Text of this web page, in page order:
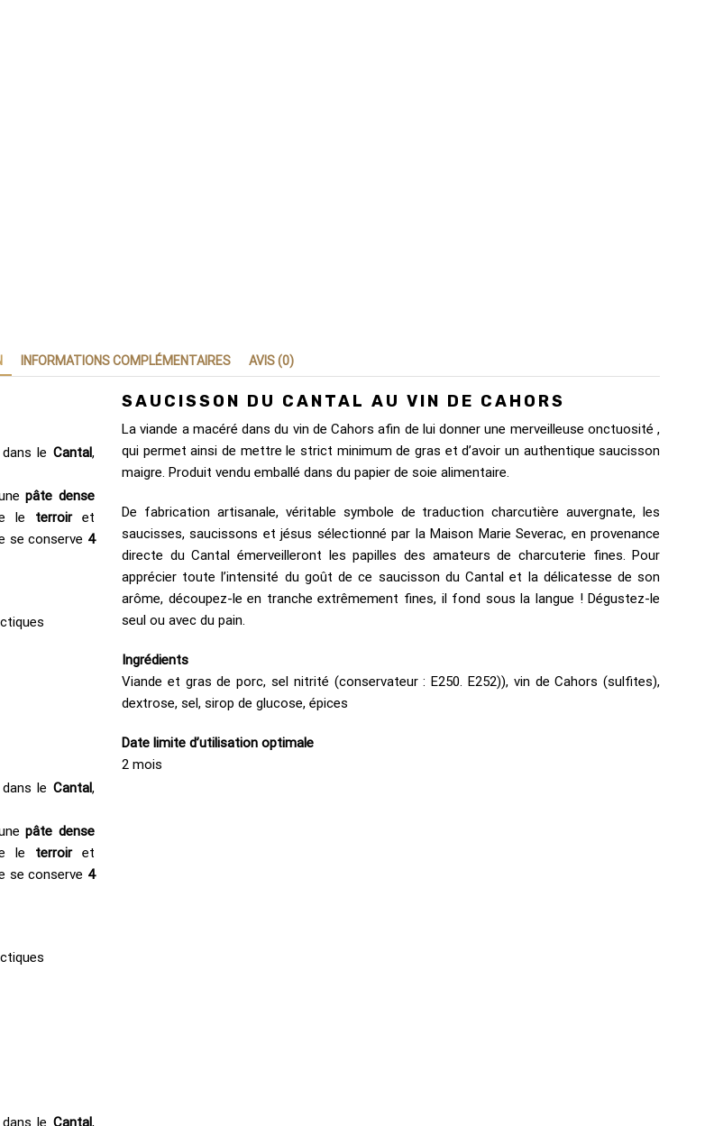
INFORMATIONS COMPLÉMENTAIRES AVIS (0)
dans leCantal,
pâte dense
le terroiret
se conserve 4
dans leCantal,
pâte dense
le terroiret
se conserve 4
SAUCISSON DU CANTAL AU VIN DE CAHORS
La viande a macéré dans du vin de Cahors afin de lui donner une merveilleuse onctuosité ,
qui permet ainsi de mettre le strict minimum de gras et d’avoir un authentique saucisson
maigre. Produit vendu emballé dans du papier de soie alimentaire.
De fabrication artisanale, véritable symbole de traduction charcutière auvergnate, les
saucisses, saucissons et jésus sélectionné par la Maison Marie Severac, en provenance
directe du Cantal émerveilleront les papilles des amateurs de charcuterie fines. Pour
apprécier toute l’intensité du goût de ce saucisson du Cantal et la délicatesse de son
arôme, découpez-le en tranche extrêmement fines, il fond sous la langue ! Dégustez-le
seul ou avec du pain.
Ingrédients
Viande et gras de porc, sel nitrité (conservateur : E250. E252)), vin de Cahors (sulfites),
dextrose, sel, sirop de glucose, épices
Date limite d’utilisation optimale
2 mois